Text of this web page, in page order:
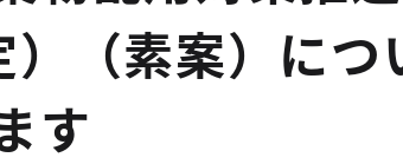
）（素案）につ
す